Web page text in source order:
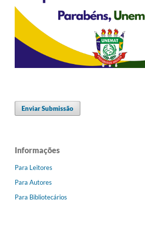
Enviar Submissão
Informações
Para Leitores
Para Autores
Para Bibliotecários